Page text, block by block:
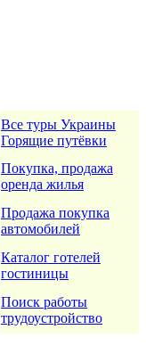
Все туры Украины
Горящие путёвки
Покупка, продажа
оренда жилья
Продажа покупка
автомобилей
Каталог готелей
гостиницы
Поиск работы
трудоустройство